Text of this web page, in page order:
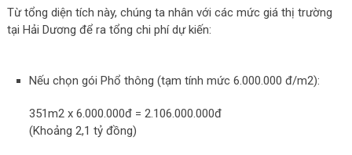
Từ tổng diện tích này, chúng ta nhân với các mức giá thị trường
tại Hải Dương để ra tổng chi phí dự kiến:
Nếu chọn gói Phổ thông (tạm tính mức 6.000.000 đ/m2):
351m2 x 6.000.000đ = 2.106.000.000đ
(Khoảng 2,1 tỷ đồng)